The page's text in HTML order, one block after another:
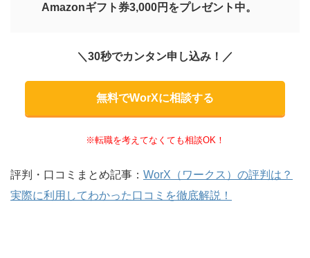
Amazonギフト券3,000円をプレゼント中。
＼30秒でカンタン申し込み！／
無料でWorXに相談する
※転職を考えてなくても相談OK！
評判・口コミまとめ記事： WorX（ワークス）の評判は？
実際に利用してわかった口コミを徹底解説！